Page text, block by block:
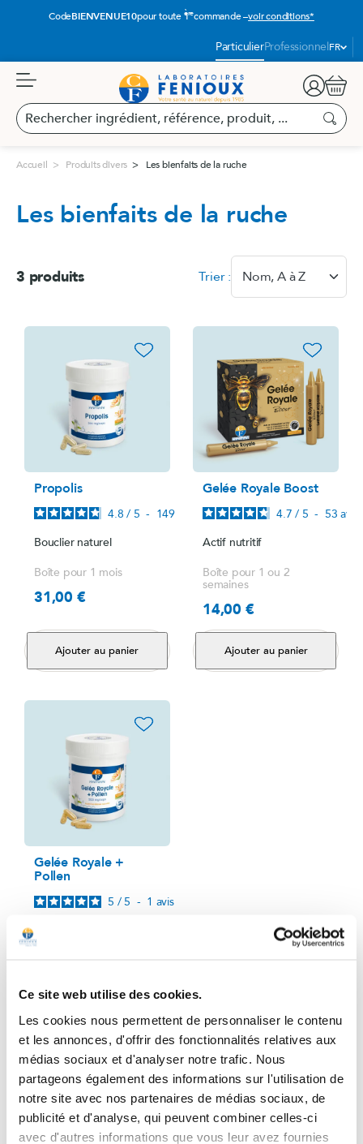
Ce site web utilise des cookies.
Les cookies nous permettent de personnaliser le contenu
et les annonces, d'offrir des fonctionnalités relatives aux
médias sociaux et d'analyser notre trafic. Nous
partageons également des informations sur l'utilisation de
notre site avec nos partenaires de médias sociaux, de
publicité et d'analyse, qui peuvent combiner celles-ci
avec d'autres informations que vous leur avez fournies
CodeBIENVENUE10pour toute 1èrecommande –voir conditions*
ParticulierProfessionnel
Langue
:FR
Rechercher
ingrédient,
produit,
Panier
Accueil Produits divers Les bienfaits de la ruche
Les bienfaits de la ruche
3 produits Trier : Nom, A à Z
favorite_border
Propolis
4.8 / 5 - 149
Bouclier naturel
Boîte pour 1 mois
Prix
31,00 €
Ajouter au panier
favorite_border
Gelée Royale Boost
4.7 / 5 - 53avis
Actif nutritif
Boîte pour 1 ou 2
semaines
Prix
14,00 €
Ajouter au panier
favorite_border
Gelée Royale +
Pollen
5 / 5 - 1 avis
47,50 €
Ajouter au panier